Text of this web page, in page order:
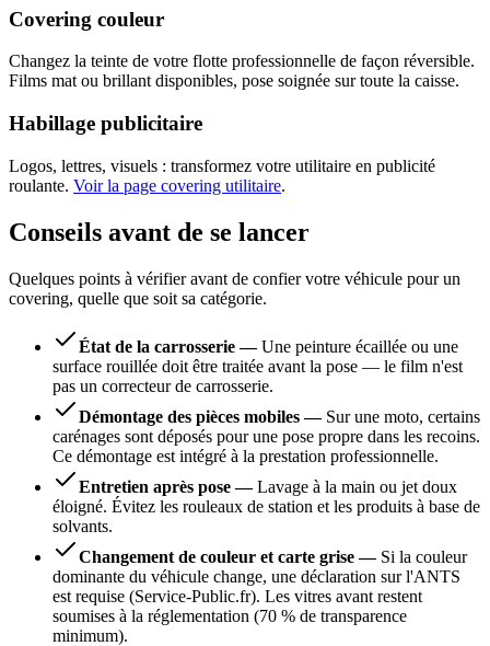
Covering couleur
Changez la teinte de votre flotte professionnelle de façon réversible.
Films mat ou brillant disponibles, pose soignée sur toute la caisse.
Habillage publicitaire
Logos, lettres, visuels : transformez votre utilitaire en publicité
roulante. Voir la page covering utilitaire.
Conseils avant de se lancer
Quelques points à vérifier avant de confier votre véhicule pour un
covering, quelle que soit sa catégorie.
État de la carrosserie— Une peinture écaillée ou une
surface rouillée doit être traitée avant la pose — le film n'est
pas un correcteur de carrosserie.
Démontage des pièces mobiles— Sur une moto, certains
carénages sont déposés pour une pose propre dans les recoins.
Ce démontage est intégré à la prestation professionnelle.
Entretien après pose— Lavage à la main ou jet doux
éloigné. Évitez les rouleaux de station et les produits à base de
solvants.
Changement de couleur et carte grise— Si la couleur
dominante du véhicule change, une déclaration sur l'ANTS
est requise (Service-Public.fr). Les vitres avant restent
soumises à la réglementation (70 % de transparence
minimum).